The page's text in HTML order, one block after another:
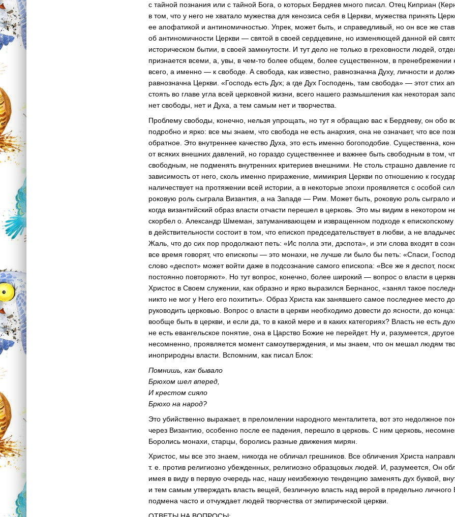
с тайной познания или с тайной Бога, о которых Бердяев много писал. Отец Киприан
в том, что у него не хватало мужества для кенозиса себя в Церкви, мужества принять
ее апофатикой и антиномичностью. Упрек, может быть, и справедливый, но он все же
об антиномичности Церкви — святой в своей сердцевине, но изменяющей данной ей
историческом бытии, в своей замкнутости. И тут дело не только в греховности людей,
признается всеми, а, увы, вчем-то более общем, более существенном, в пренебрежении
всего, а именно — к свободе. А свобода, как известно, равнозначна Духу, личности и
равнозначна Церкви. «Господь есть Дух; а где Дух Господень, там свобода» — этот стих
стоять во главе угла всей церковной жизни, всего нашего размышления как некоторая
нет свободы, нет и Духа, а тем самым нет и творчества.
Проблему свободы, конечно, нельзя упрощать, но тут я обращаю вас к Бердяеву, он обо
подробно и ярко: все мы знаем, что свобода не есть анархия, она не означает, что все
обратное. Это внутреннее качество Духа, это есть именно богоподобие. Существенна,
от всяких внешних давлений, но гораздо существеннее и важнее быть свободным в том,
свободным, не подменять внутренних критериев внешними. Не столь страшно давление
зависимость от него, сколь именно приражение, мимикрия Церкви по отношению к
наличествует на протяжении всей истории, а в некоторые эпохи проявляется с особой
роковую роль сыграла Византия, а на Западе — Рим. Может быть, роковую роль сыграло
когда византийский образ власти отчасти перешел в церковь. Это мы видим в некотором
скорбел о. Александр Шмеман, затуманивающем и извращенном подходе к
в действительности состоит в том, что епископ председательствует в любви, а не
Жаль, что до сих пор продолжают петь: «Ис полла эти, дэспота», и эти слова входят в
все время говорят, что епископы — это монахи, не лучше ли было бы петь: «Спаси,
слово «деспот» может войти даже в подсознание самого епископа: «Все же я деспот,
постоянно повторяют». Но тут вопрос, конечно, более широкий — вопрос о власти в
Христос в Своем служении, как образно и ярко выразился Бернанос, «занял такое
никто не мог у Него его похитить». Образ Христа как занявшего самое последнее место
руководить церковью. Вопрос о власти в церкви необходимо довести до ясности, до
вообще быть в церкви, и если да, то в какой мере и в каких категориях? Власть не есть
не есть евангельское понятие, она в Царство Божие не перейдет. Ну и, разумеется,
несомненно, проявляется момент самоутверждения, и мы знаем, что он мешал людям
иноприродны власти. Вспомним, как писал Блок:
Помнишь, как бывало
Брюхом шел вперед,
И крестом сияло
Брюхо на народ?
Это убийственно выражает, в преломлении народного менталитета, вот это недолжное
через Византию, особенно после ее падения, перешло в церковь. С ним церковь,
Боролись монахи, старцы, боролись разные движения мирян.
Христос, мы все это знаем, никогда не обличал грешников. Все обличения Христа
т. е. против религиозно убежденных, религиозно образцовых людей. И, разумеется, Он
имея в виду в первую очередь нас, нашу неизбежную тенденцию заменять дух буквой,
и тем самым утверждать власть вещей, безличную власть над верой в предельно личного
подмена часто и отчуждает людей творчества от эмпирической церкви.